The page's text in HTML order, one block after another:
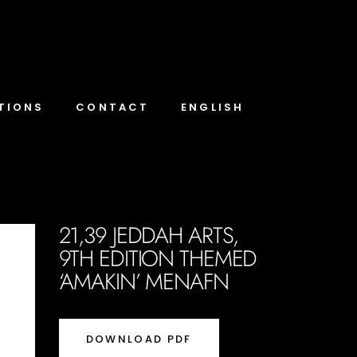
CONTACT ENGLISH
21,39 JEDDAH ARTS,
9TH EDITION THEMED
‘AMAKIN’ MENAFN
DOWNLOAD PDF